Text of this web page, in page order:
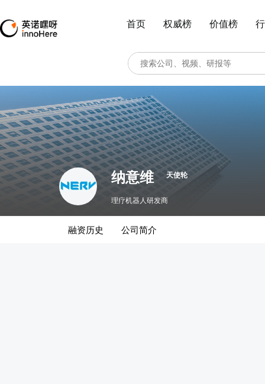
首页 权威榜 价值榜
纳意维 天使轮
理疗机器人研发商
融资历史 公司简介